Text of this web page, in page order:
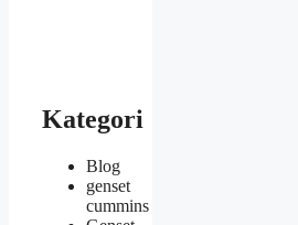
Kategori
Blog
genset
cummins